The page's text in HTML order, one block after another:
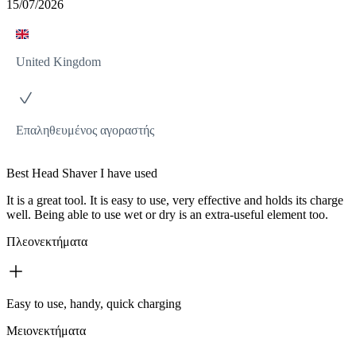
15/07/2026
United Kingdom
Επαληθευμένος αγοραστής
Best Head Shaver I have used
It is a great tool. It is easy to use, very effective and holds its charge
well. Being able to use wet or dry is an extra-useful element too.
Πλεονεκτήματα
Easy to use, handy, quick charging
Μειονεκτήματα